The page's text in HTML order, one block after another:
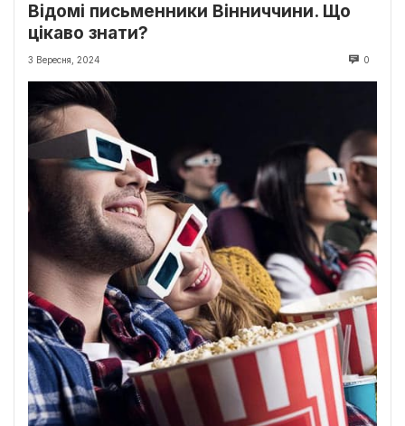
Відомі письменники Вінниччини. Що
цікаво знати?
3 Вересня, 2024 0